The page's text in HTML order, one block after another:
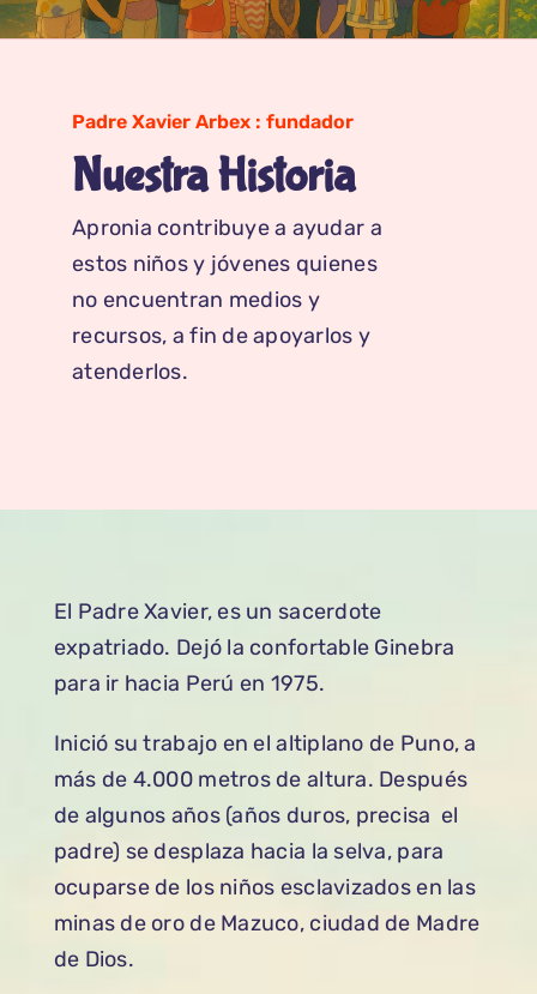
Padre Xavier Arbex : fundador
Nuestra Historia
Apronia contribuye a ayudar a
estos niños y jóvenes quienes
no encuentran medios y
recursos, a fin de apoyarlos y
atenderlos.
El Padre Xavier, es un sacerdote
expatriado. Dejó la confortable Ginebra
para ir hacia Perú en 1975.
Inició su trabajo en el altiplano de Puno, a
más de 4.000 metros de altura. Después
de algunos años (años duros, precisa el
padre) se desplaza hacia la selva, para
ocuparse de los niños esclavizados en las
minas de oro de Mazuco, ciudad de Madre
de Dios.